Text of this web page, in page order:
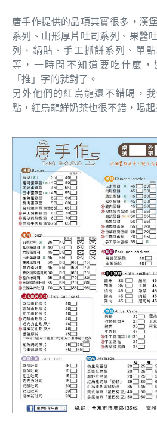
唐手作提供的品項其實很多，漢
系列、山形厚片吐司系列、果醬
列、鍋貼、手工抓餅系列、單
等，一時間不知道要吃什麼，
「推」字的就對了。
另外他們的紅烏龍還不錯喝，
點，紅烏龍鮮奶茶也很不錯，喝起